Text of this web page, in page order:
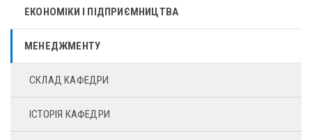
ЕКОНОМІКИ І ПІДПРИЄМНИЦТВА
МЕНЕДЖМЕНТУ
СКЛАД КАФЕДРИ
ІСТОРІЯ КАФЕДРИ